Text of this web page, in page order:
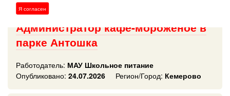
Администратор кафе-мороженое в
парке Антошка
Работодатель: МАУ Школьное питание
Опубликовано: 24.07.2026 Регион/Город: Кемерово
Я согласен